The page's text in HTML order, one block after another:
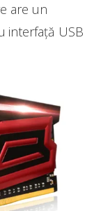
are un
interfață USB